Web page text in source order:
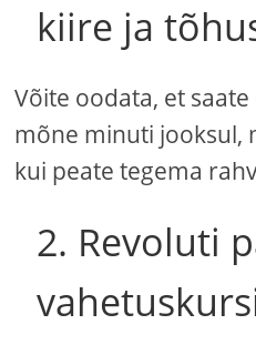
kiire ja
Võite oodata, et
mõne minuti jooksul,
kui peate tegema
2. Revoluti